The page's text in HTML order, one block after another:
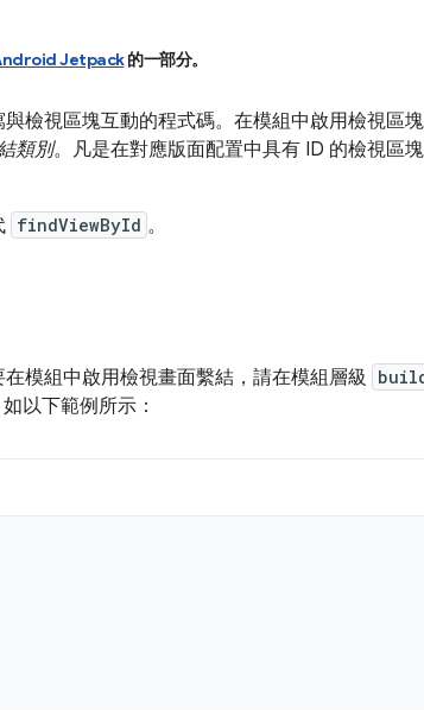
Jetpack的一部分。
檢視區塊互動的程式碼。在模組中啟用檢視區
類別。凡是在對應版面配置中具有 ID 的檢視區
findViewById 。
模組中啟用檢視畫面繫結，請在模組層級
如以下範例所示：